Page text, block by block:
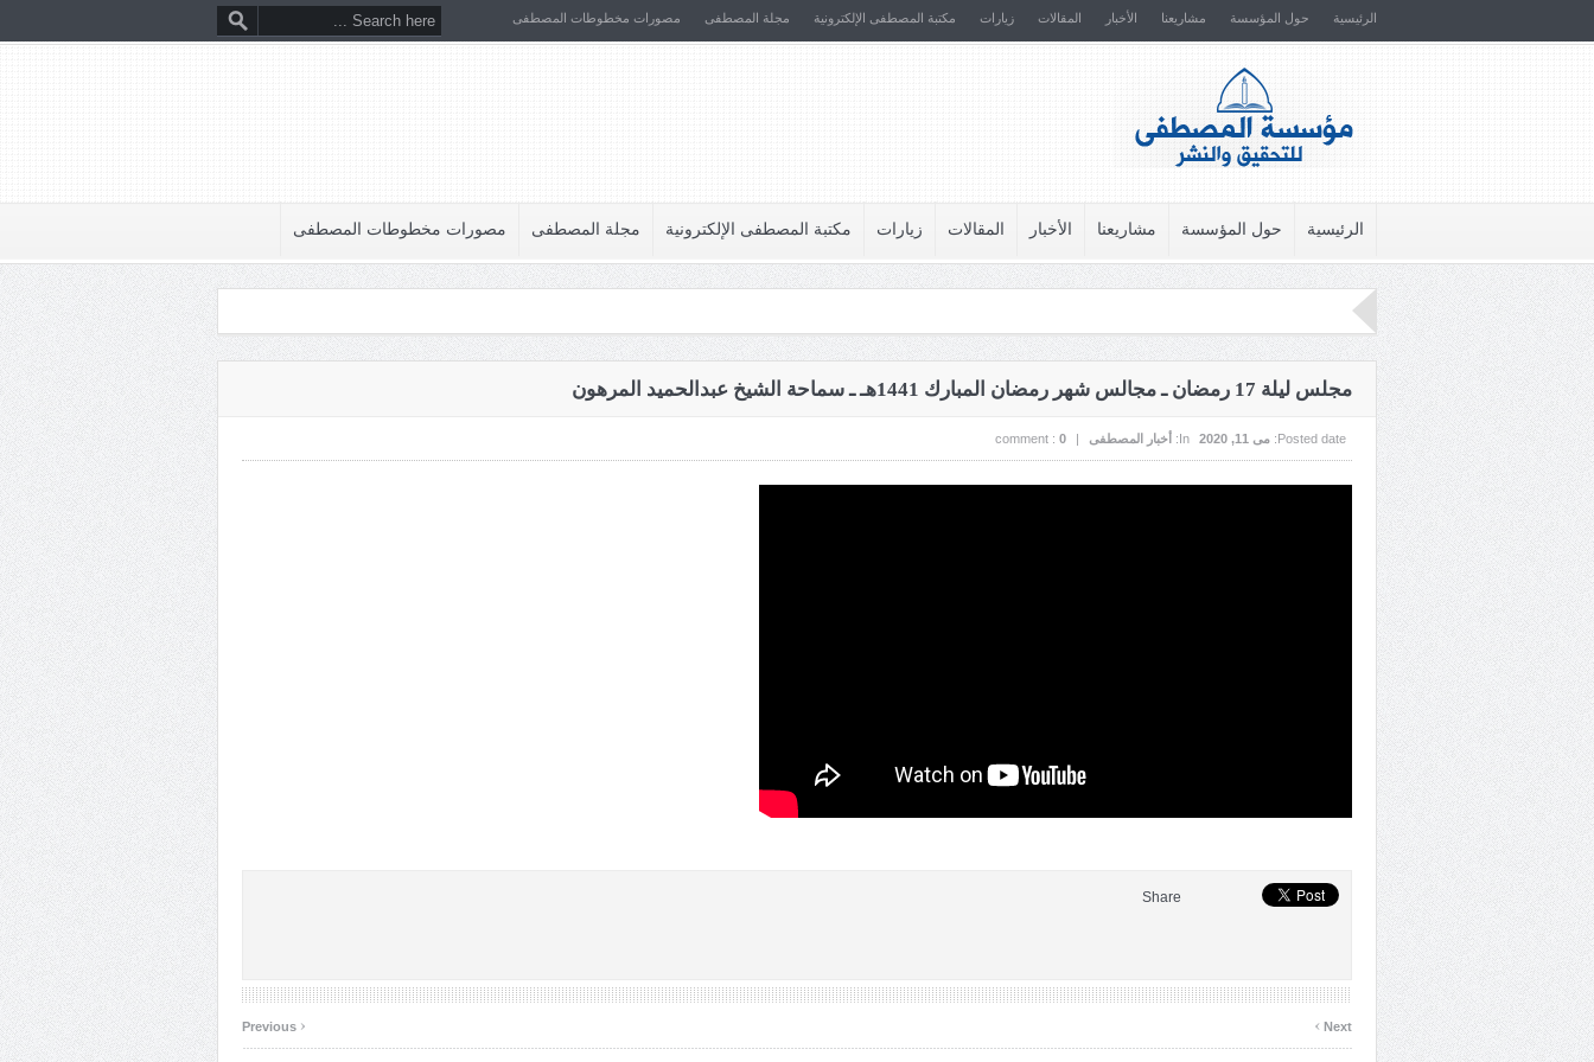
الرئيسية حول المؤسسة مشاريعنا الأخبار المقالات زيارات مكتبة المصطفى الإلكترونية مجلة المصطفى مصورات مخطوطات المصطفى
الرئيسية حول المؤسسة مشاريعنا الأخبار المقالات زيارات مكتبة المصطفى الإلكترونية مجلة المصطفى مصورات مخطوطات المصطفى
مجلس ليلة 17 رمضان ـ مجالس شهر رمضان المبارك 1441هـ ـ سماحة الشيخ عبدالحميد المرهون
Posted date: می 11, 2020 In: أخبار المصطفى |
comment : 0
Share
‹ Next
›